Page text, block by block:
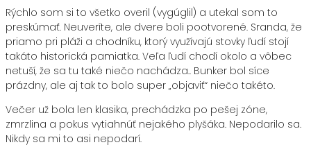
Rýchlo som si to všetko overil (vygúglil) a utekal som to
preskúmať. Neuveríte, ale dvere boli pootvorené. Sranda, že
priamo pri pláži a chodníku, ktorý využívajú stovky ľudí stojí
takáto historická pamiatka. Veľa ľudí chodí okolo a vôbec
netuší, že sa tu také niečo nachádza.. Bunker bol síce
prázdny, ale aj tak to bolo super „objaviť“ niečo takéto.
Večer už bola len klasika, prechádzka po pešej zóne,
zmrzlina a pokus vytiahnúť nejakého plyšáka. Nepodarilo sa.
Nikdy sa mi to asi nepodarí.